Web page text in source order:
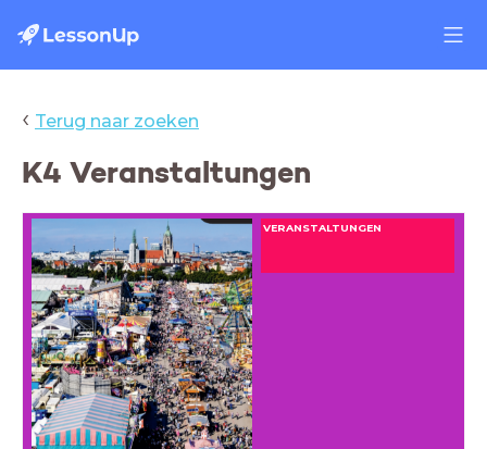
‹ Terug naar zoeken
K4 Veranstaltungen
VERANSTALTUNGEN